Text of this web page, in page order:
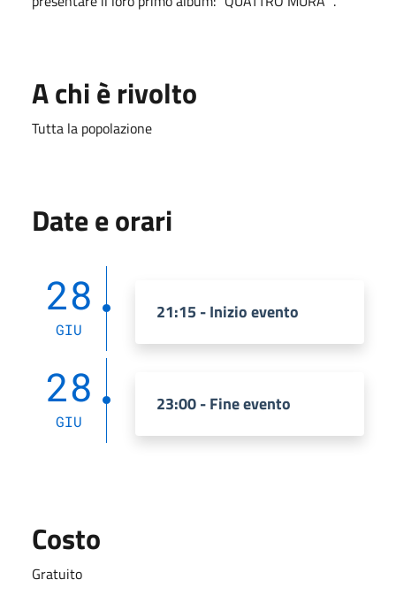
A chi è rivolto
Tutta la popolazione
Date e orari
28
GIU
21:15 - Inizio evento
28
GIU
23:00 - Fine evento
Costo
Gratuito